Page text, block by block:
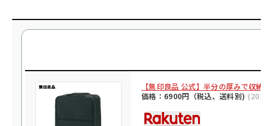
【無印良品 公式】半分の厚みで収納
価格：6900円（税込、送料別)